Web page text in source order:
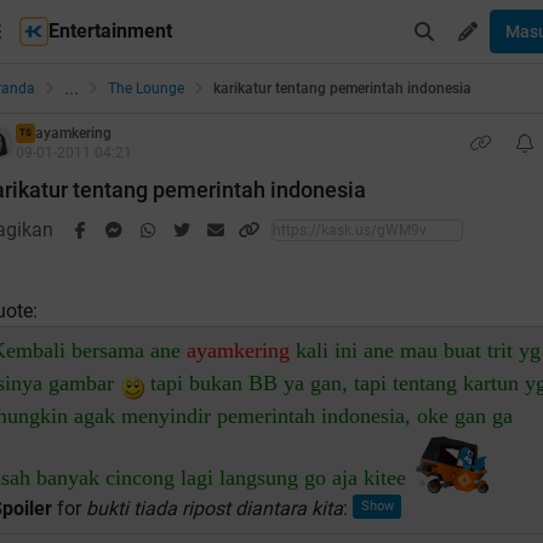
Entertainment
... The Lounge karikatur tentang pemerintah indonesia
TS ayamkering
tentang pemerintah indonesia
bersama ane ayamkering kali ini ane mau buat trit yg
gambar
tapi bukan BB ya gan, tapi tentang kartun
agak menyindir pemerintah indonesia, oke gan ga
banyak cincong lagi langsung go aja kitee
for bukti tiada ripost diantara kita: